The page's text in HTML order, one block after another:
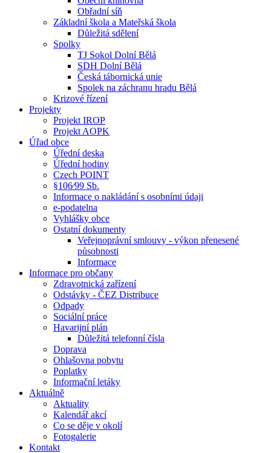
Obřadní síň
Základní škola a Mateřská škola
Důležitá sdělení
Spolky
TJ Sokol Dolní Bělá
SDH Dolní Bělá
Česká tábornická unie
Spolek na záchranu hradu Bělá
Krizové řízení
Projekty
Projekt IROP
Projekt AOPK
Úřad obce
Úřední deska
Úřední hodiny
Czech POINT
§106⁄99 Sb.
Informace o nakládání s osobními údaji
e-podatelna
Vyhlášky obce
Ostatní dokumenty
Veřejnoprávní smlouvy - výkon přenesené
působnosti
Informace
Informace pro občany
Zdravotnická zařízení
Odstávky - ČEZ Distribuce
Odpady
Sociální práce
Havarijní plán
Důležitá telefonní čísla
Doprava
Ohlašovna pobytu
Poplatky
Informační letáky
Aktuálně
Aktuality
Kalendář akcí
Co se děje v okolí
Fotogalerie
Kontakt